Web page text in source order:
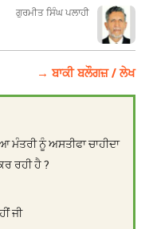
ਗੁਰਮੀਤ ਸਿੰਘ ਪਲਾਹੀ
→ ਬਾਕੀ ਬਲੌਗਜ਼ / ਲੇਖ
ਮੰਤਰੀ ਨੂੰ ਅਸਤੀਫਾ ਚਾਹੀਦਾ
ਰਹੀ ਹੈ ?
ਜੀ